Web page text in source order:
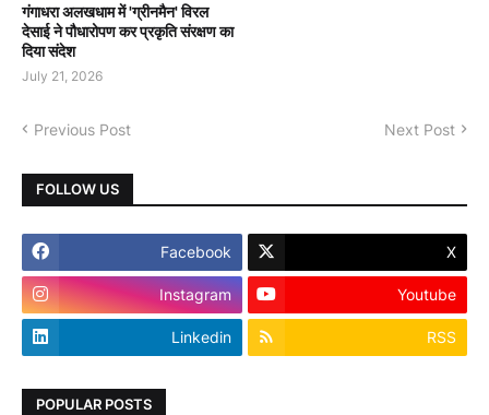
गंगाधरा अलखधाम में 'ग्रीनमैन' विरल
देसाई ने पौधारोपण कर प्रकृति संरक्षण का
दिया संदेश
July 21, 2026
Previous Post Next Post
FOLLOW US
Facebook X
Instagram Youtube
Linkedin RSS
POPULAR POSTS